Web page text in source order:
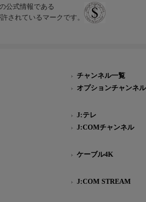
公式情報である
されているマークです。
チャンネル一覧
オプションチャンネル
J:テレ
J:COMチャンネル
ケーブル4K
J:COM STREAM